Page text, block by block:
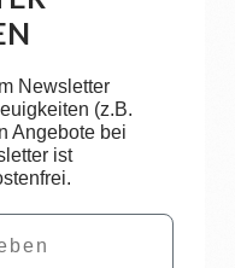
Newsletter
(z.B.
Angebote bei
ist